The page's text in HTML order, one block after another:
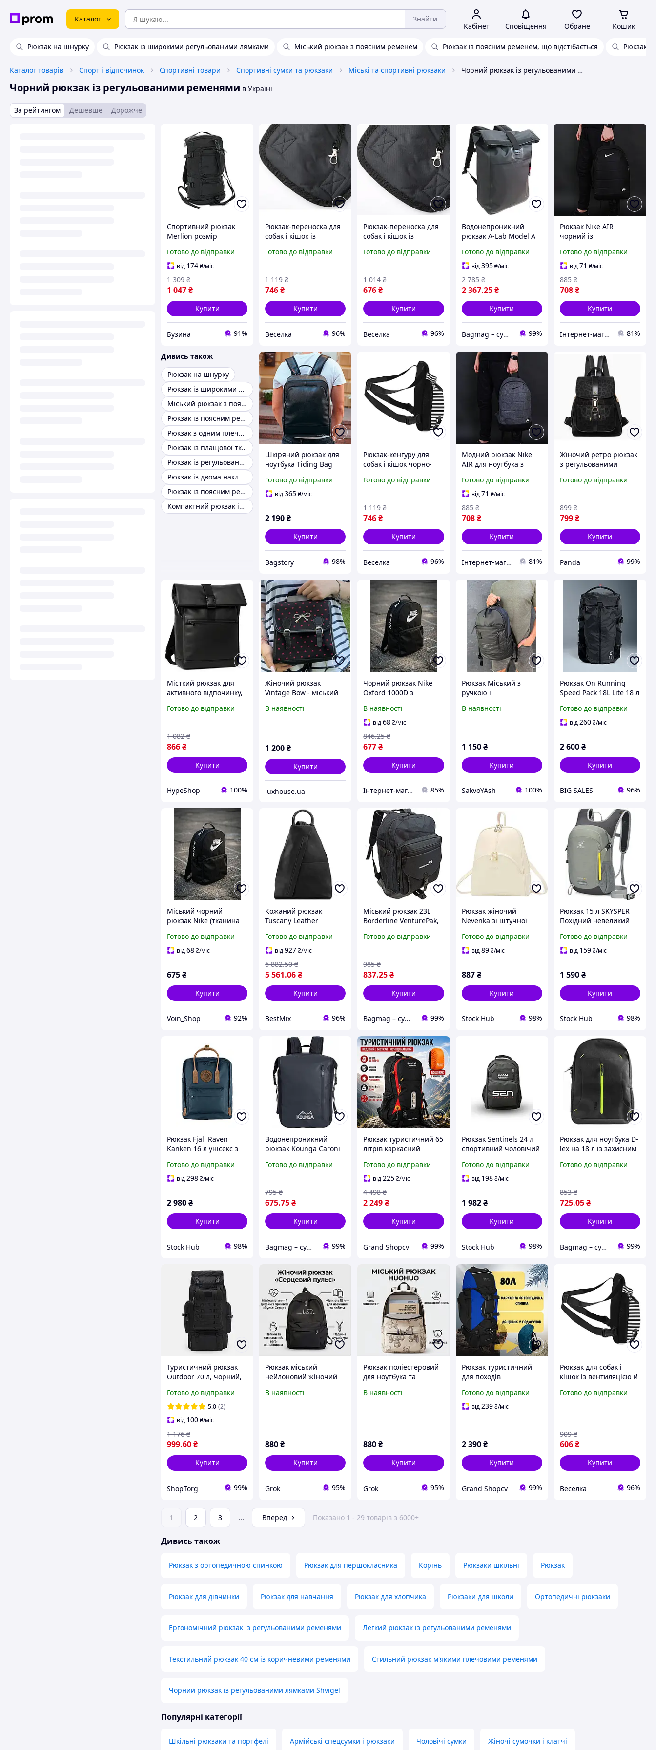
Каталог Знайти
Кабінет Сповіщення Обране Кошик
Рюкзак на шнурку Рюкзак із широкими регульованими лямками Міський рюкзак з поясним ременем Рюкзак із поясним ременем, що відстібається Рюкзак
Каталог товарів Спорт і відпочинок Спортивні товари Спортивні сумки та рюкзаки Міські та спортивні рюкзаки Чорний рюкзак із регульованими ременями
Чорний рюкзак із регульованими ременями в Україні
За рейтингом Дешевше Дорожче
Спортивний рюкзак
Merlion розмір
регульованим
плечовим ременем
чорний універсальний
для залу sea
Готово до відправки
від 174₴/міс
1 047₴
1 309 ₴
Купити
Бузина 91%
Рюкзак-переноска для
собак і кішок із
регульованими
комфортних
прогулянок FLAME
Готово до відправки
746₴
1 119 ₴
Купити
Веселка 96%
Рюкзак-переноска для
собак і кішок із
регульованими
кріпленнями хрест-
навхрест FLAME
Готово до відправки
676₴
1 014 ₴
Купити
Веселка 96%
Водонепроникний
рюкзак A-Lab Model A
чохлом для ноутбука та
ременями, що
регулюються.
Готово до відправки
від395 ₴/міс
2 367.25 ₴
2 785 ₴
Купити
Bagmag – сумки, валізи, рюкзаки та аксесуари для вашого стилю і подорожей 99%
Рюкзак Nike AIR
чорний із
оксфордом і м'якими
регульованими
плечовими ременями
Готово до відправки
від71 ₴/міс
708₴
885 ₴
Купити
Інтернет-магазин Already Better 81%
Дивись також
Рюкзак на шнурку
Рюкзак із широкими регульованими лямками
Міський рюкзак з поясним ременем
Рюкзак із поясним ременем, що відстібається
Рюкзак з одним плечовим ременем
Рюкзак із плащової тканини з регульованими шлейками
Рюкзак із регульованою поясною системою
Рюкзак із двома накладними кишенями спереду
Рюкзак із поясним ременем для комфорту
Компактний рюкзак із регульованим ременем
Шкіряний рюкзак для
ноутбука Tiding Bag
трьома накладними
кишенями і ременем,
Готово до відправки
від365₴/міс
2 190₴
Купити
Bagstory 98%
Рюкзак-кенгуру для
собак і кішок чорно-
регульованими
активного відпочинку
FLAME
Готово до відправки
746₴
1 119 ₴
Купити
Веселка 96%
Модний рюкзак Nike
AIR для ноутбука з
з м'якими
регульованими
ременями 41х26,5х17
см
Готово до відправки
від71 ₴/міс
708 ₴
885 ₴
Купити
Інтернет-магазин Already Better 81%
Жіночий ретро рюкзак
з регульованими
та закриттям на
Готово до відправки
799₴
899 ₴
Купити
Panda 99%
Місткий рюкзак для
активного відпочинку,
для чоловіків
Готово до відправки
866₴
1 082 ₴
Купити
HypeShop 100%
Жіночий рюкзак
Vintage Bow - міський
і ременями, що
В наявності
1 200₴
Купити
luxhouse.ua
Чорний рюкзак Nike
Oxford 1000D з
і регульованими
лямками для унісексу
В наявності
від68₴/міс
677₴
846.25 ₴
Купити
Інтернет-магазин SALE TOOLS 85%
Рюкзак Міський з
ручкою і
ременями, в офіс, для
В наявності
1 150 ₴
Купити
SakvoYAsh 100%
Рюкзак On Running
Speed Pack 18L Lite 18 л
поясним ременями
Готово до відправки
від 260₴/міс
2 600₴
Купити
BIG SALES 96%
Міський чорний
рюкзак Nike (тканина
Спортивний портфель
унісекс із брендованим
Готово до відправки
від68₴/міс
675₴
Купити
Voin_Shop 92%
Кожаний рюкзак
Tuscany Leather
чоловіків з
регульованими
ременями стильний
міський рюкзак
(654459)
Готово до відправки
від927₴/міс
5 561.06₴
6 882.50 ₴
Купити
BestMix 96%
Міський рюкзак 23L
Borderline VenturePak,
еко-шкіряним дном, з
регульованими
ременями
Готово до відправки
837.25₴
985 ₴
Купити
Bagmag – сумки, валізи, рюкзаки та аксесуари для вашого стилю і подорожей 99%
Рюкзак жіночий
Nevenka зі штучної
27x10x33 см з
регульованими
блискавкою
Готово до відправки
від89 ₴/міс
887 ₴
Купити
Stock Hub 98%
Рюкзак 15 л SKYSPER
Похідний невеликий
регульованими
ременями
Готово до відправки
від 159₴/міс
1 590₴
Купити
Stock Hub 98%
Рюкзак Fjall Raven
Kanken 16 л унісекс з
ременями для
повсякденного
Готово до відправки
від298₴/міс
2 980₴
Купити
Stock Hub 98%
Водонепроникний
рюкзак Kounga Caroni
та регульованими
активного відпочинку
Готово до відправки
675.75₴
795 ₴
Купити
Bagmag – сумки, валізи, рюкзаки та аксесуари для вашого стилю і подорожей 99%
Рюкзак туристичний 65
літрів каркасний
походів та подорожей з
дощовиком Deuter
Mountain чорний
Готово до відправки
від225₴/міс
2 249₴
4 498 ₴
Купити
Grand Shopcv 99%
Рюкзак Sentinels 24 л
спортивний чоловічий
лямками для
повсякденного
тренувань
Готово до відправки
від 198 ₴/міс
1 982 ₴
Купити
Stock Hub 98%
Рюкзак для ноутбука D-
lex на 18 л із захисним
дюймів, чорний,
водонепроникний
матеріал
Готово до відправки
725.05₴
853 ₴
Купити
Bagmag – сумки, валізи, рюкзаки та аксесуари для вашого стилю і подорожей 99%
Туристичний рюкзак
Outdoor 70 л, чорний,
системою MOLLE
Готово до відправки
5.0 (2)
від 100₴/міс
999.60₴
1 176 ₴
Купити
ShopTorg 99%
Рюкзак міський
нейлоновий жіночий
15л, ранець з принтом
В наявності
880₴
Купити
Grok 95%
Рюкзак поліестеровий
для ноутбука та
27х11х36 см, ранець з
В наявності
880₴
Купити
Grok 95%
Рюкзак туристичний
для походів
гірський з чохлом для
трекінгу та сходжень
Готово до відправки
від239 ₴/міс
2 390 ₴
Купити
Grand Shopcv 99%
Рюкзак для собак і
кішок із вентиляцією й
ременями для
Готово до відправки
606₴
909 ₴
Купити
Веселка 96%
1 2 3 ... Вперед Показано 1 - 29 товарів з 6000+
Дивись також
Рюкзак з ортопедичною спинкою Рюкзак для першокласника Корінь Рюкзаки шкільні Рюкзак
Рюкзак для дівчинки Рюкзак для навчання Рюкзак для хлопчика Рюкзаки для школи Ортопедичні рюкзаки
Ергономічний рюкзак із регульованими ременями Легкий рюкзак із регульованими ременями
Текстильний рюкзак 40 см із коричневими ременями Стильний рюкзак м'якими плечовими ременями
Чорний рюкзак із регульованими лямками Shvigel
Популярні категорії
Шкільні рюкзаки та портфелі Армійські спецсумки і рюкзаки Чоловічі сумки Жіночі сумочки і клатчі